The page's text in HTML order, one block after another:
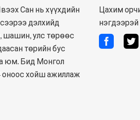
Сан нь хүүхдийн
дэлхийд
шашин, улс төрөөс
төрийн бус
юм. Бид Монгол
оноос хойш ажиллаж
Цахим
нэгдээрэй